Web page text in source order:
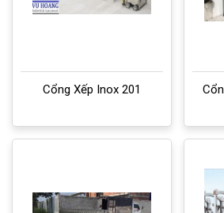
Cổng Xếp Inox 201